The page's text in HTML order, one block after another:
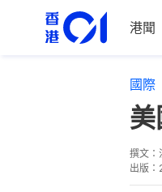
港聞
國際
撰文：
出版：